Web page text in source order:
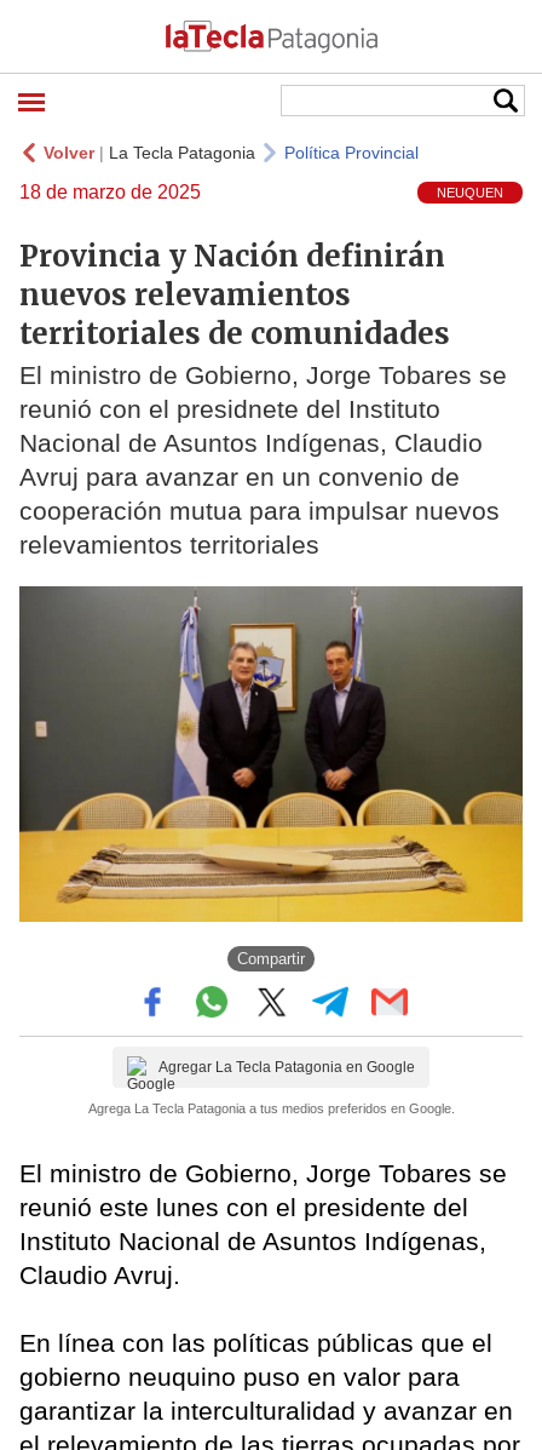
Volver| La Tecla Patagonia Política Provincial
18 de marzo de 2025 NEUQUEN
Provincia y Nación definirán
nuevos relevamientos
territoriales de comunidades
El ministro de Gobierno, Jorge Tobares se
reunió con el presidnete del Instituto
Nacional de Asuntos Indígenas, Claudio
Avruj para avanzar en un convenio de
cooperación mutua para impulsar nuevos
relevamientos territoriales
Compartir
Agregar La Tecla Patagonia en Google
Agrega La Tecla Patagonia a tus medios preferidos en Google.
El ministro de Gobierno, Jorge Tobares se
reunió este lunes con el presidente del
Instituto Nacional de Asuntos Indígenas,
Claudio Avruj.
En línea con las políticas públicas que el
gobierno neuquino puso en valor para
garantizar la interculturalidad y avanzar en